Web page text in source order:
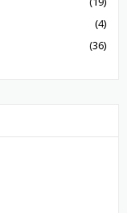
(4)
(36)